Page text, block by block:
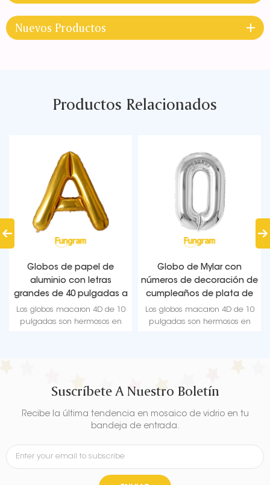
Nuevos Productos
Productos Relacionados
Globos de papel de
aluminio con letras
grandes de 40 pulgadas a
granel
Los globos macaron 4D de 10
pulgadas son hermosos en
Globo de Mylar con
números de decoración de
cumpleaños de plata de
40 pulgadas a granel
Los globos macaron 4D de 10
pulgadas son hermosos en
Suscríbete A Nuestro Boletín
Recibe la última tendencia en mosaico de vidrio en tu
bandeja de entrada.